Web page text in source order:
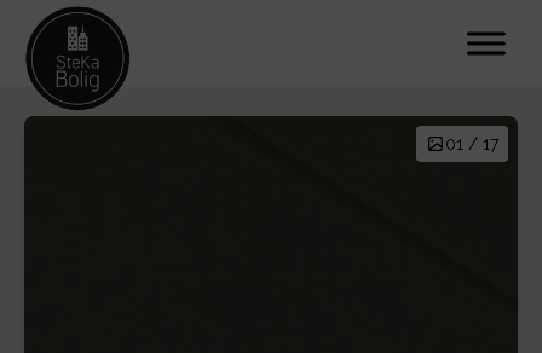
01 / 17